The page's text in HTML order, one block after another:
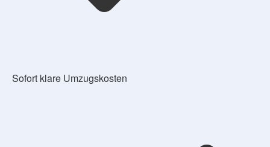
Sofort klare Umzugskosten